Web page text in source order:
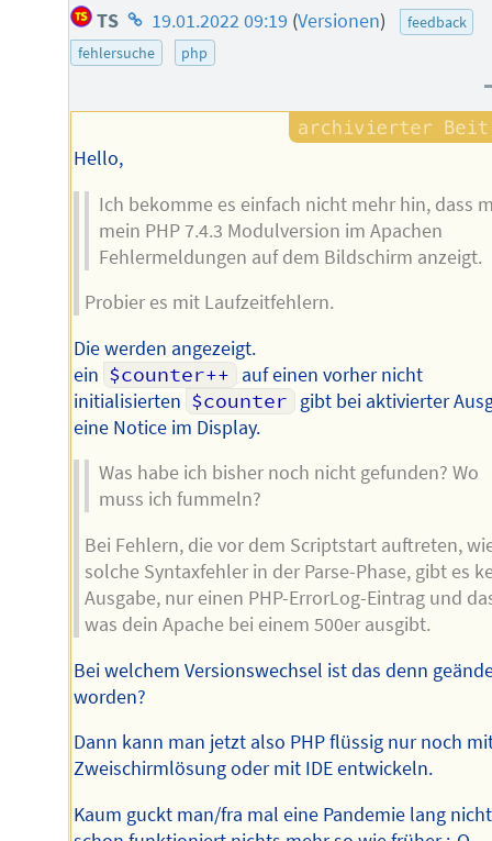
TS Homepage
des
19.01.2022 09:19 (Versionen)
feedback
fehlersuche
php
Hello,
Ich bekomme es einfach nicht mehr hin, dass
mein PHP 7.4.3 Modulversion im Apachen
Fehlermeldungen auf dem Bildschirm anzeigt.
Probier es mit Laufzeitfehlern.
Die werden angezeigt.
ein $counter++ auf einen vorher nicht
initialisierten $counter gibt bei aktivierter
eine Notice im Display.
Was habe ich bisher noch nicht gefunden? Wo
muss ich fummeln?
Bei Fehlern, die vor dem Scriptstart auftreten,
solche Syntaxfehler in der Parse-Phase, gibt es
Ausgabe, nur einen PHP-ErrorLog-Eintrag und
was dein Apache bei einem 500er ausgibt.
Bei welchem Versionswechsel ist das denn
worden?
Dann kann man jetzt also PHP flüssig nur noch
Zweischirmlösung oder mit IDE entwickeln.
Kaum guckt man/fra mal eine Pandemie lang